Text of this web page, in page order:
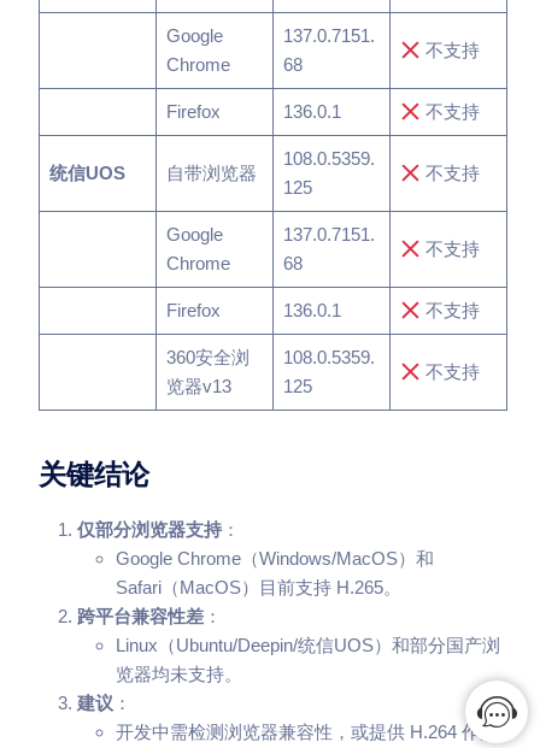
Google
Chrome
137.0.7151.
68
不支持
Firefox 136.0.1 不支持
统信UOS 自带浏览器
108.0.5359.
125
不支持
Google
Chrome
137.0.7151.
68
不支持
Firefox 136.0.1 不支持
360安全浏
览器v13
108.0.5359.
125
不支持
关键结论
仅部分浏览器支持 ：
Google Chrome（Windows/MacOS）和
Safari（MacOS）目前支持 H.265。
跨平台兼容性差 ：
Linux（Ubuntu/Deepin/统信UOS）和部分国产浏
览器均未支持。
建议 ：
开发中需检测浏览器兼容性，或提供 H.264 作为